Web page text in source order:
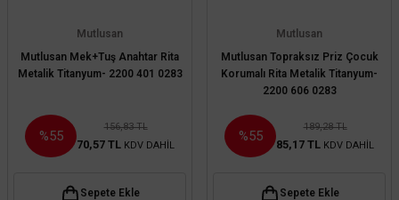
Mutlusan
Mutlusan Mek+Tuş Anahtar Rita
Metalik Titanyum- 2200 401 0283
%55
156,83 TL
70,57 TL KDV DAHİL
Sepete Ekle
Mutlusan
Mutlusan Topraksız Priz Çocuk
Korumalı Rita Metalik Titanyum-
2200 606 0283
%55
189,28 TL
85,17 TL KDV DAHİL
Sepete Ekle